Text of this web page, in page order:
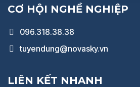
CƠ HỘI NGHỀ NGHIỆP
096.318.38.38
tuyendung@novasky.vn
LIÊN KẾT NHANH